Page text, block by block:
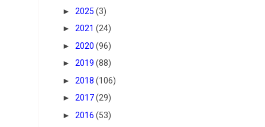
► 2025 (3)
► 2021 (24)
► 2020 (96)
► 2019 (88)
► 2018 (106)
► 2017(29)
► 2016 (53)